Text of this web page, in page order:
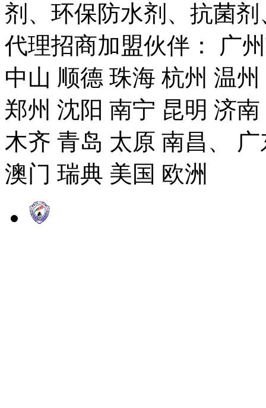
剂、环保防水剂、抗菌
代理招商加盟伙伴： 广
中山 顺德 珠海 杭州 温
郑州 沈阳 南宁 昆明 济
木齐 青岛 太原 南昌、
澳门 瑞典 美国 欧洲